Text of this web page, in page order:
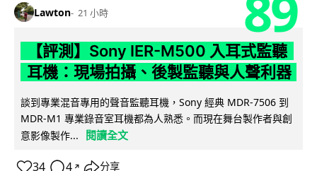
Lawton 21 小時
【評測】Sony IER-M500 入耳式監聽
耳機：現場拍攝、後製監聽與人聲利器
談到專業混音專用的聲音監聽耳機，Sony 經典 MDR-7506 到
MDR-M1 專業錄音室耳機都為人熟悉。而現在舞台製作者與創
意影像製作...
閱讀全文
34 4 ↗ 分享